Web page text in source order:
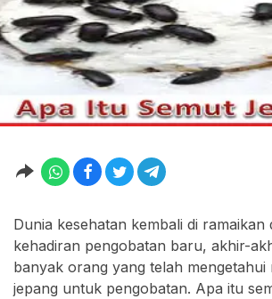
Dunia kesehatan kembali di ramaikan
kehadiran pengobatan baru, akhir-
banyak orang yang telah mengetahui
jepang untuk pengobatan. Apa itu